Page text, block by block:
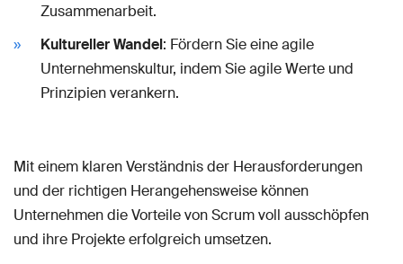
Zusammenarbeit.
Kultureller Wandel: Fördern Sie eine agile
Unternehmenskultur, indem Sie agile Werte und
Prinzipien verankern.
Mit einem klaren Verständnis der Herausforderungen
und der richtigen Herangehensweise können
Unternehmen die Vorteile von Scrum voll ausschöpfen
und ihre Projekte erfolgreich umsetzen.